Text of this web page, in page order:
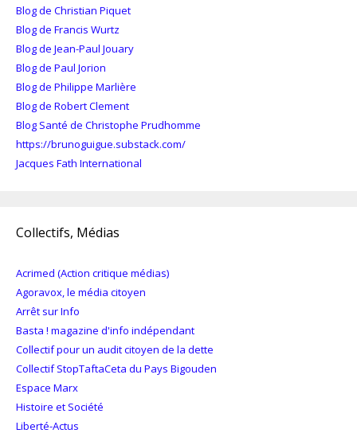
Blog de Christian Piquet
Blog de Francis Wurtz
Blog de Jean-Paul Jouary
Blog de Paul Jorion
Blog de Philippe Marlière
Blog de Robert Clement
Blog Santé de Christophe Prudhomme
https://brunoguigue.substack.com/
Jacques Fath International
Collectifs, Médias
Acrimed (Action critique médias)
Agoravox, le média citoyen
Arrêt sur Info
Basta ! magazine d'info indépendant
Collectif pour un audit citoyen de la dette
Collectif StopTaftaCeta du Pays Bigouden
Espace Marx
Histoire et Société
Liberté-Actus